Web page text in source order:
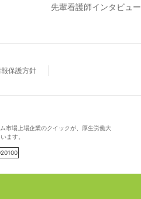
先輩看護師インタビュー
保護方針
市場上場企業のクイックが、厚生労働大
ます。